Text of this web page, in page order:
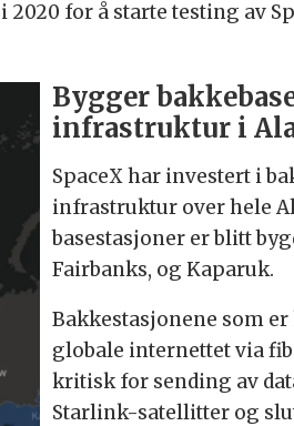
for å starte testing av
Bygger
infrastruktur i
SpaceX har investert i
infrastruktur over hele
basestasjoner er blitt
Fairbanks, og Kaparuk.
Bakkestasjonene som
globale internettet via
kritisk for sending av
Starlink-satellitter og